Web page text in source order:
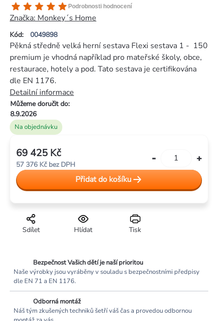
Kód: 0049898
Průměrné
hodnocení
produktu
je
z
5
hvězdiček.
Podrobnosti hodnocení
Značka: Monkey´s Home
Na objednávku
Můžeme doručit do:
8.9.2026
Pěkná středně velká herní sestava Flexi sestava 1 - 150
premium je vhodná například pro mateřské školy, obce,
restaurace, hotely a pod. Tato sestava je certifikována
dle EN 1176.
Detailní informace
Tisk
Hlídat
Sdílet
69 425 Kč
57 376 Kč bez DPH
Měrná
cena:
Přidat do košíku
Bezpečnost Vašich dětí je naší prioritou
Naše výrobky jsou vyráběny v souladu s bezpečnostními předpisy
dle EN 71 a EN 1176.
Odborná montáž
Náš tým zkušených techniků šetří váš čas a provedou odbornou